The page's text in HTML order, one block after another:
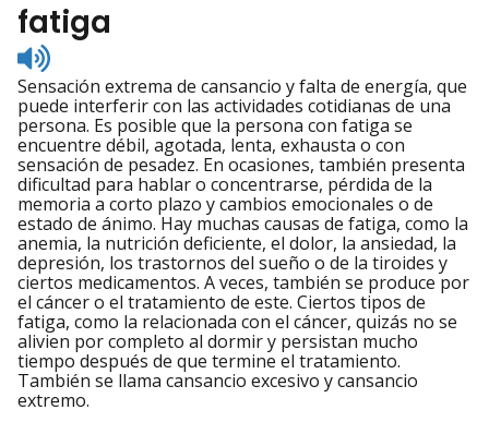
fatiga
Listen
to
pronunciation
Sensación extrema de cansancio y falta de energía, que
puede interferir con las actividades cotidianas de una
persona. Es posible que la persona con fatiga se
encuentre débil, agotada, lenta, exhausta o con
sensación de pesadez. En ocasiones, también presenta
dificultad para hablar o concentrarse, pérdida de la
memoria a corto plazo y cambios emocionales o de
estado de ánimo. Hay muchas causas de fatiga, como la
anemia, la nutrición deficiente, el dolor, la ansiedad, la
depresión, los trastornos del sueño o de la tiroides y
ciertos medicamentos. A veces, también se produce por
el cáncer o el tratamiento de este. Ciertos tipos de
fatiga, como la relacionada con el cáncer, quizás no se
alivien por completo al dormir y persistan mucho
tiempo después de que termine el tratamiento.
También se llama cansancio excesivo y cansancio
extremo.